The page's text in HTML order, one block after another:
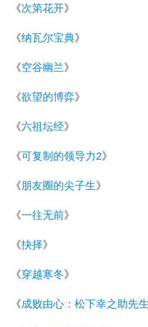
《次第花开》
《纳瓦尔宝典》
《空谷幽兰》
《欲望的博弈》
《六祖坛经》
《可复制的领导力2》
《朋友圈的尖子生 》
《一往无前》
《抉择》
《穿越寒冬》
《成败由心：松下幸之助先